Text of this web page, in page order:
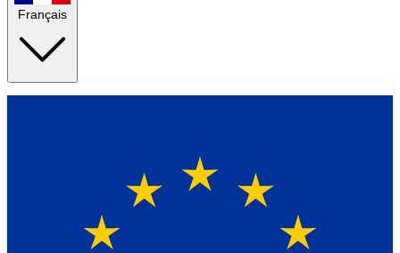
Français